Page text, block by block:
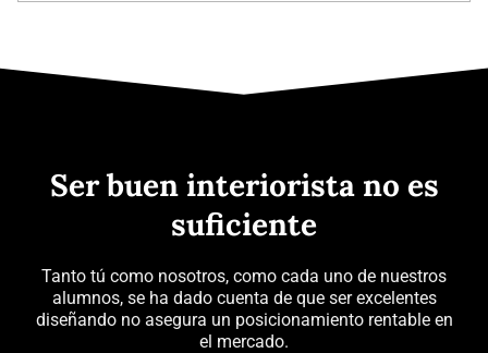
Ser buen interiorista no es
suficiente
Tanto tú como nosotros, como cada uno de nuestros
alumnos, se ha dado cuenta de que ser excelentes
diseñando no asegura un posicionamiento rentable en
el mercado.